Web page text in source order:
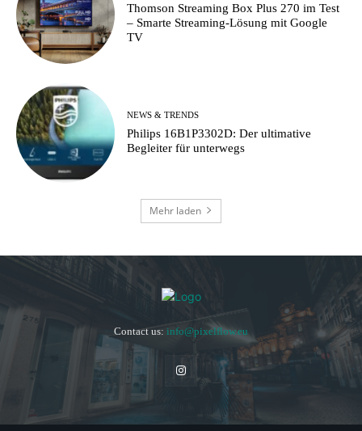
Thomson Streaming Box Plus 270 im Test
– Smarte Streaming-Lösung mit Google
TV
NEWS & TRENDS
Philips 16B1P3302D: Der ultimative
Begleiter für unterwegs
Mehr laden
Contact us: info@pixelflow.eu